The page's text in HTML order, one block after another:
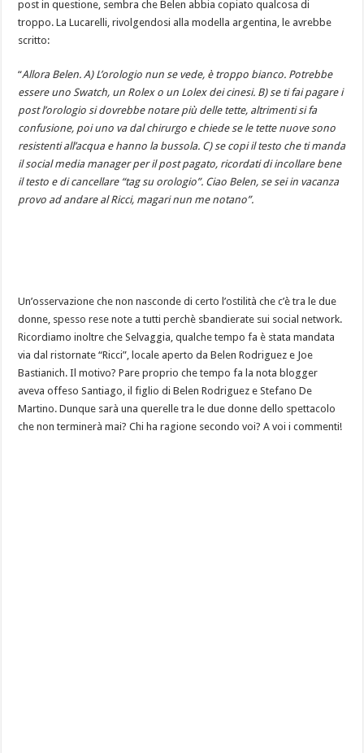
post in questione, sembra che Belen abbia copiato qualcosa di
troppo. La Lucarelli, rivolgendosi alla modella argentina, le avrebbe
scritto:
“Allora Belen. A) L’orologio nun se vede, è troppo bianco. Potrebbe
essere uno Swatch, un Rolex o un Lolex dei cinesi. B) se ti fai pagare i
post l’orologio si dovrebbe notare più delle tette, altrimenti si fa
confusione, poi uno va dal chirurgo e chiede se le tette nuove sono
resistenti all’acqua e hanno la bussola. C) se copi il testo che ti manda
il social media manager per il post pagato, ricordati di incollare bene
il testo e di cancellare “tag su orologio”. Ciao Belen, se sei in vacanza
provo ad andare al Ricci, magari nun me notano”.
Un’osservazione che non nasconde di certo l’ostilità che c’è tra le due
donne, spesso rese note a tutti perchè sbandierate sui social network.
Ricordiamo inoltre che Selvaggia, qualche tempo fa è stata mandata
via dal ristornate “Ricci”, locale aperto da Belen Rodriguez e Joe
Bastianich. Il motivo? Pare proprio che tempo fa la nota blogger
aveva offeso Santiago, il figlio di Belen Rodriguez e Stefano De
Martino. Dunque sarà una querelle tra le due donne dello spettacolo
che non terminerà mai? Chi ha ragione secondo voi? A voi i commenti!